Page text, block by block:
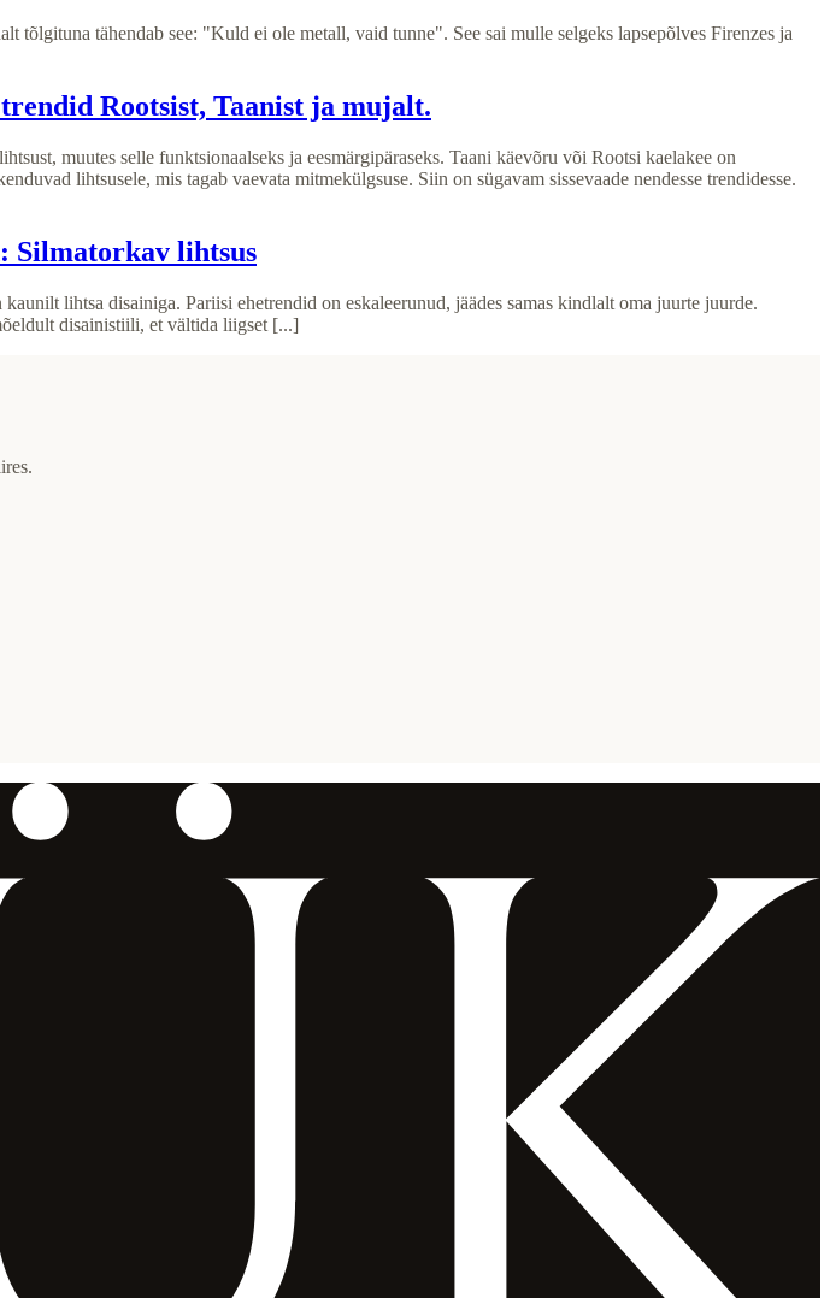
tähendab see: "Kuld ei ole metall, vaid tunne". See sai mulle selgeks lapsepõlves Firenzes ja
Rootsist, Taanist ja mujalt.
muutes selle funktsionaalseks ja eesmärgipäraseks. Taani käevõru või Rootsi kaelakee on
lihtsusele, mis tagab vaevata mitmekülgsuse. Siin on sügavam sissevaade nendesse trendidesse.
Silmatorkav lihtsus
lihtsa disainiga. Pariisi ehetrendid on eskaleerunud, jäädes samas kindlalt oma juurte juurde.
disainistiili, et vältida liigset [...]